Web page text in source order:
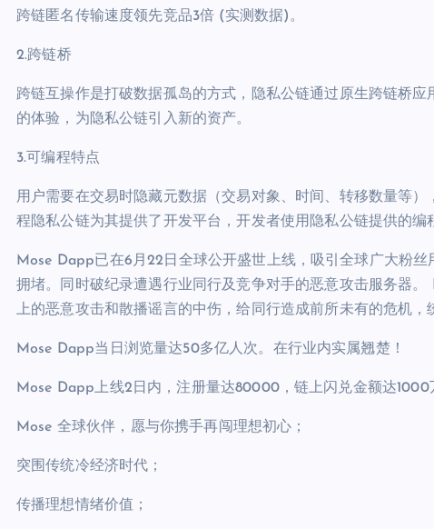
跨链匿名传输速度领先竞品3倍 (实测数据)。
2.跨链桥
跨链互操作是打破数据孤岛的方式，隐私公链通过原生跨链桥
的体验，为隐私公链引入新的资产。
3.可编程特点
用户需要在交易时隐藏元数据（交易对象、时间、转移数量等
程隐私公链为其提供了开发平台，开发者使用隐私公链提供的编
Mose Dapp已在6月22日全球公开盛世上线，吸引全球广大粉
拥堵。同时破纪录遭遇行业同行及竞争对手的恶意攻击服务器
上的恶意攻击和散播谣言的中伤，给同行造成前所未有的危机，
Mose Dapp当日浏览量达50多亿人次。在行业内实属翘楚！
Mose Dapp上线2日内，注册量达80000，链上闪兑金额达1000
Mose 全球伙伴，愿与你携手再闯理想初心；
突围传统冷经济时代；
传播理想情绪价值；